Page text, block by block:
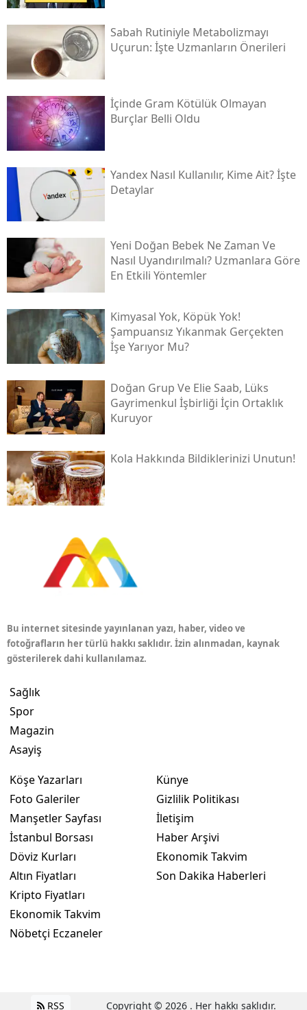
Sabah Rutiniyle Metabolizmayı
Uçurun: İşte Uzmanların Önerileri
İçinde Gram Kötülük Olmayan
Burçlar Belli Oldu
Yandex Nasıl Kullanılır, Kime Ait? İşte
Detaylar
Yeni Doğan Bebek Ne Zaman Ve
Nasıl Uyandırılmalı? Uzmanlara Göre
En Etkili Yöntemler
Kimyasal Yok, Köpük Yok!
Şampuansız Yıkanmak Gerçekten
İşe Yarıyor Mu?
Doğan Grup Ve Elie Saab, Lüks
Gayrimenkul İşbirliği İçin Ortaklık
Kuruyor
Kola Hakkında Bildiklerinizi Unutun!
Bu internet sitesinde yayınlanan yazı, haber, video ve
fotoğrafların her türlü hakkı saklıdır. İzin alınmadan, kaynak
gösterilerek dahi kullanılamaz.
Sağlık
Spor
Magazin
Asayiş
Köşe Yazarları
Foto Galeriler
Manşetler Sayfası
İstanbul Borsası
Döviz Kurları
Altın Fiyatları
Kripto Fiyatları
Ekonomik Takvim
Nöbetçi Eczaneler
Künye
Gizlilik Politikası
İletişim
Haber Arşivi
Ekonomik Takvim
Son Dakika Haberleri
RSS Copyright © 2026 . Her hakkı saklıdır.